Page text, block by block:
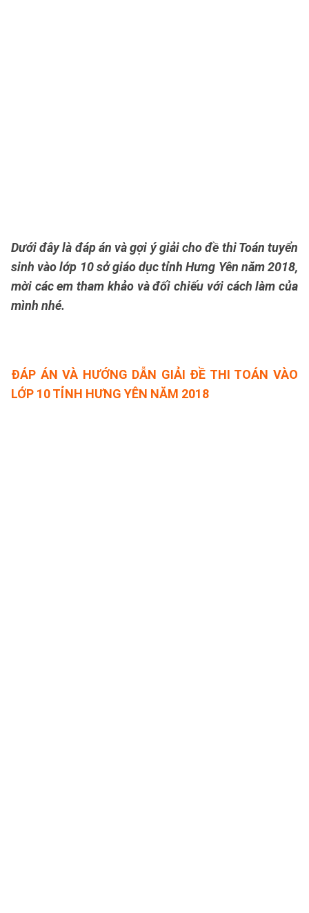
Dưới đây là đáp án và gợi ý giải cho đề thi Toán tuyển
sinh vào lớp 10 sở giáo dục tỉnh Hưng Yên năm 2018,
mời các em tham khảo và đối chiếu với cách làm của
mình nhé.
ĐÁP ÁN VÀ HƯỚNG DẪN GIẢI ĐỀ THI TOÁN VÀO
LỚP 10 TỈNH HƯNG YÊN NĂM 2018